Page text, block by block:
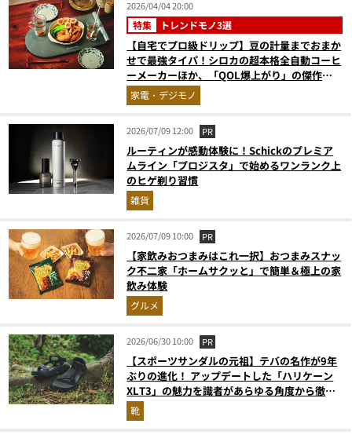
2026/04/04 20:00
特集 トレンドモノ3選
【自宅でプロ級ドリップ】豆の計量までおまか
せで最強タイパ！シロカの超本格全自動コーヒ
ーメーカーほか、「QOL爆上がり」の傑作調
理家電3選
家電・デジモノ
2026/07/09 12:00 PR
ルーティンが感動体験に！Schickのプレミア
ムライン「プロジスタ」で始めるワンランク上
のヒゲ剃り習慣
雑貨
2026/07/09 10:00 PR
【家飲みおつまみはこれ一択】おつまみスナッ
ク不二家「ホームサクッと」で簡単＆極上の家
飲み体験
グルメ
2026/06/30 10:00 PR
【スポーツサンダルの元祖】テバの名作が9年
ぶりの進化！ アップデートした「ハリケーン
XLT3」の魅力を識者があらゆる角度から徹底
解説！
靴